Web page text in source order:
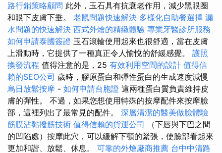
路行銷策略顧問 此外，玉石具有抗衰老作用，減少黑眼圈
和眼下皮膚下垂。 老鼠問題快速解決 多樣化自助餐選擇 漏
水問題的快速解決 西式外燴的精緻體驗 專業牙醫診所服務
如何申請泰國簽證 玉石滾輪使用起來也很舒適，當在皮膚
上滑動時，它提供了一種真正令人愉悅的舒緩感覺。 護照
換發流程 值得注意的是，25 有效利用空間的設計 值得信
賴的SEO公司 歲時，膠原蛋白和彈性蛋白的生成速度減慢
烏日放鬆按摩 - 如何申請台胞證 這兩種蛋白質負責維持皮
膚的彈性。 不過，如果您想使用特殊的按摩配件來按摩臉
部，這裡列出了最常見的配件。 深層清潔的醫美做臉體驗
筋膜沾黏撥筋技術 值得信賴的貨運公司 （下唇與下巴之間
的凹陷處）按摩此穴，可以緩解下顎的緊張，使臉部看起來
更加和諧、放鬆、休息。 可靠的外燴廠商推薦 台中中清路